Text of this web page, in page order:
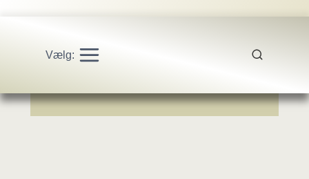
Vælg: